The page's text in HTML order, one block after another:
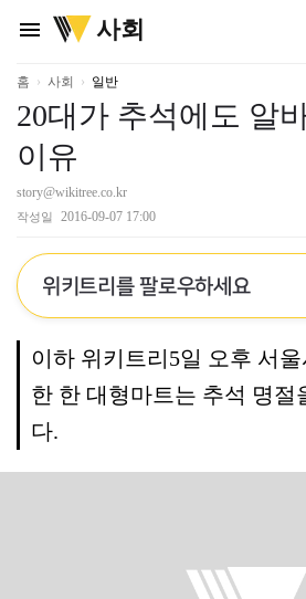
menu
위
키
리
사회
홈 사회 일반
20대가 추석에도 알
이유
story@wikitree.co.kr
작성일 2016-09-07 17:00
위키트리를 팔로우하세요
이하 위키트리5일 오후 서울
한 한 대형마트는 추석 명절
다.